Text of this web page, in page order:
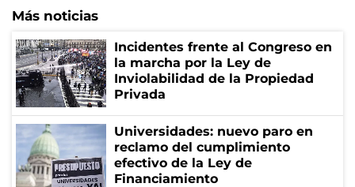
Más noticias
Incidentes frente al Congreso en
la marcha por la Ley de
Inviolabilidad de la Propiedad
Privada
Universidades: nuevo paro en
reclamo del cumplimiento
efectivo de la Ley de
Financiamiento